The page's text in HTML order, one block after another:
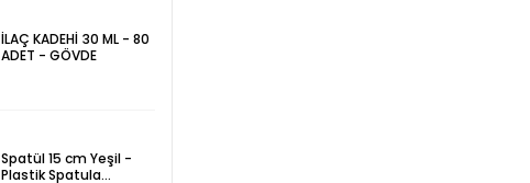
İLAÇ KADEHİ 30 ML - 80
ADET - GÖVDE
Spatül 15 cm Yeşil -
Plastik Spatula